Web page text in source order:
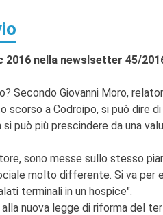
2016 nella newslsetter 45/
Secondo Giovanni Moro,
scorso a Codroipo, si può dire
si può più prescindere da una
sono messe sullo stesso
molto differente. Si va
terminali in un hospice".
nuova legge di riforma del